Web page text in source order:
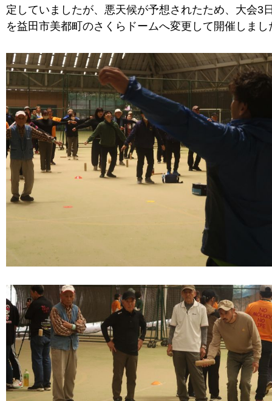
定していましたが、悪天候が予想されたため、大会3
を益田市美都町のさくらドームへ変更して開催しまし